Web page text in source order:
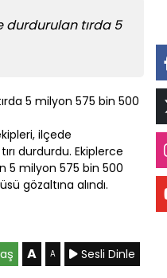
durdurulan tırda 5
5 milyon 575 bin 500
ilçede
durdurdu. Ekiplerce
5 milyon 575 bin 500
gözaltına alındı.
A A Sesli Dinle